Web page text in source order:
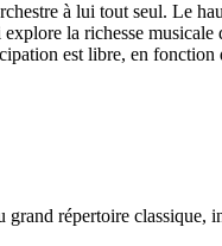
à lui tout seul. Le
la richesse
est libre, en
répertoire classique,